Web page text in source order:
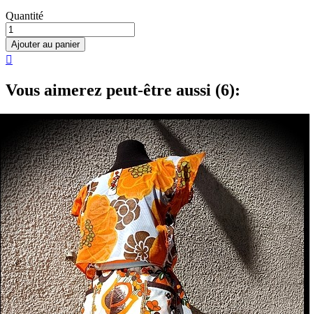
Quantité
Ajouter au panier

Vous aimerez peut-être aussi (6):